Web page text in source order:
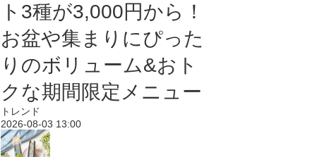
ト3種が3,000円から！
お盆や集まりにぴった
りのボリューム&おト
クな期間限定メニュー
トレンド
2026-08-03 13:00